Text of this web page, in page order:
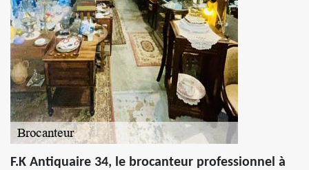
F.K Antiquaire 34, le brocanteur professionnel à